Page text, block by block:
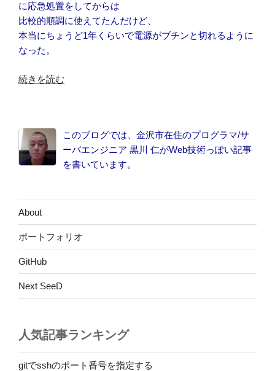
に応急処置をしてからは
比較的順調に使えてたんだけど、
本当にちょうど1年くらいで電源がブチンと切れるように
なった。
“WiMAX
を
NEC
Aterm
買
い
換
の
続きを読む
このブログでは、金沢市在住のプログラマ/サ
ーバエンジニア 黒川 仁がWeb技術っぽい記事
を書いています。
About
ポートフォリオ
GitHub
Next SeeD
人気記事ランキング
gitでsshのポート番号を指定する